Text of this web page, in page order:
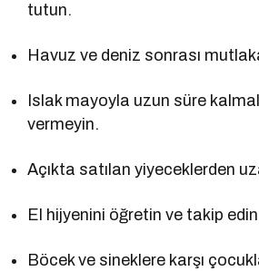
tutun.
Havuz ve deniz sonrası
Islak mayoyla uzun süre
vermeyin.
Açıkta satılan yiyeceklerden
El hijyenini öğretin ve takip
Böcek ve sineklere karşı